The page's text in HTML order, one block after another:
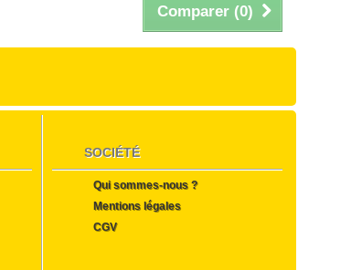
Comparer (0)
SOCIÉTÉ
Qui sommes-nous ?
Mentions légales
CGV